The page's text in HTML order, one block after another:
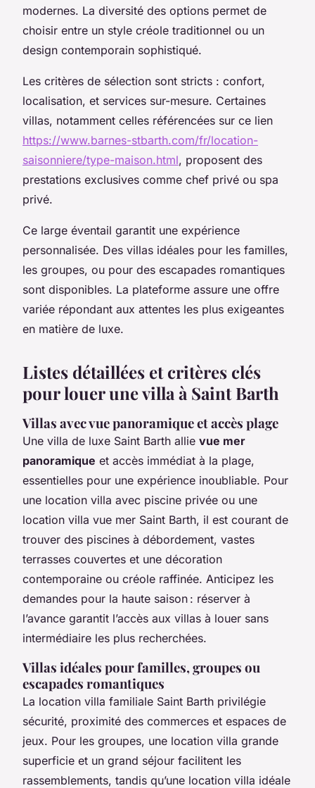
modernes. La diversité des options permet de
choisir entre un style créole traditionnel ou un
design contemporain sophistiqué.
Les critères de sélection sont stricts : confort,
localisation, et services sur-mesure. Certaines
villas, notamment celles référencées sur ce lien
https://www.barnes-stbarth.com/fr/location-
saisonniere/type-maison.html, proposent des
prestations exclusives comme chef privé ou spa
privé.
Ce large éventail garantit une expérience
personnalisée. Des villas idéales pour les familles,
les groupes, ou pour des escapades romantiques
sont disponibles. La plateforme assure une offre
variée répondant aux attentes les plus exigeantes
en matière de luxe.
Listes détaillées et critères clés
pour louer une villa à Saint Barth
Villas avec vue panoramique et accès plage
Une villa de luxe Saint Barth allie vue mer
panoramique et accès immédiat à la plage,
essentielles pour une expérience inoubliable. Pour
une location villa avec piscine privée ou une
location villa vue mer Saint Barth, il est courant de
trouver des piscines à débordement, vastes
terrasses couvertes et une décoration
contemporaine ou créole raffinée. Anticipez les
demandes pour la haute saison : réserver à
l’avance garantit l’accès aux villas à louer sans
intermédiaire les plus recherchées.
Villas idéales pour familles, groupes ou
escapades romantiques
La location villa familiale Saint Barth privilégie
sécurité, proximité des commerces et espaces de
jeux. Pour les groupes, une location villa grande
superficie et un grand séjour facilitent les
rassemblements, tandis qu’une location villa idéale